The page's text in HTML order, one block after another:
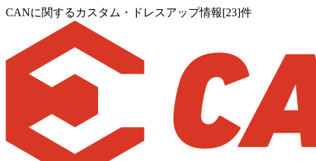
CANに関するカスタム・ドレスアップ情報[23]件